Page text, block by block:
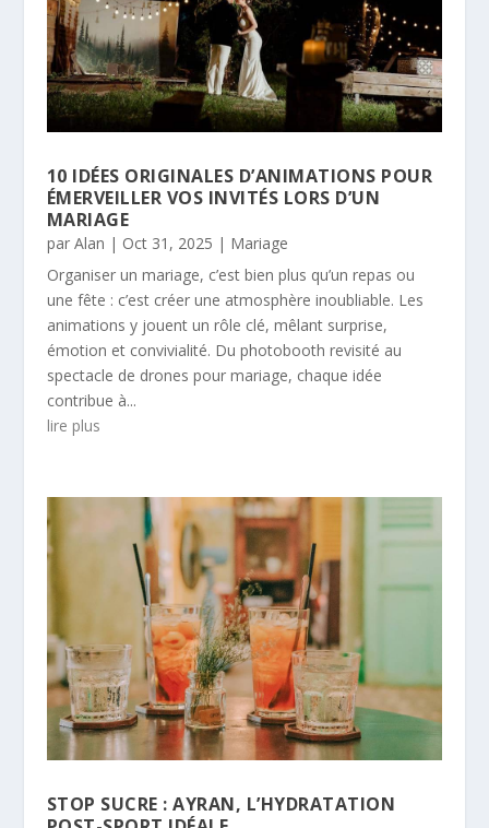
10 IDÉES ORIGINALES D’ANIMATIONS POUR
ÉMERVEILLER VOS INVITÉS LORS D’UN
MARIAGE
par Alan | Oct 31, 2025 | Mariage
Organiser un mariage, c’est bien plus qu’un repas ou
une fête : c’est créer une atmosphère inoubliable. Les
animations y jouent un rôle clé, mêlant surprise,
émotion et convivialité. Du photobooth revisité au
spectacle de drones pour mariage, chaque idée
contribue à...
lire plus
STOP SUCRE : AYRAN, L’HYDRATATION